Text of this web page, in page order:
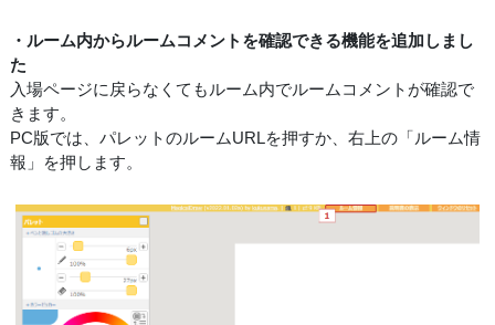
・ルーム内からルームコメントを確認できる機能を追加しまし
た
入場ページに戻らなくてもルーム内でルームコメントが確認で
きます。
PC版では、パレットのルームURLを押すか、右上の「ルーム情
報」を押します。